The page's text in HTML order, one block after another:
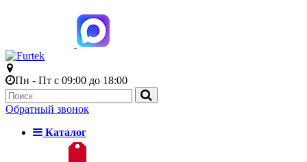
Пн - Пт с 09:00 до 18:00
Обратный звонок
Каталог